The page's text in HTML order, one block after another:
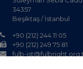
34357
Beşiktaş / İstanbul
+90 (212) 244 11 05
+90 (212) 249 75 81
fulb-